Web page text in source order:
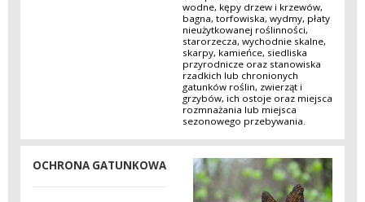
wodne, kępy drzew i krzewów,
bagna, torfowiska, wydmy, płaty
nieużytkowanej roślinności,
starorzecza, wychodnie skalne,
skarpy, kamieńce, siedliska
przyrodnicze oraz stanowiska
rzadkich lub chronionych
gatunków roślin, zwierząt i
grzybów, ich ostoje oraz miejsca
rozmnażania lub miejsca
sezonowego przebywania.
OCHRONA GATUNKOWA